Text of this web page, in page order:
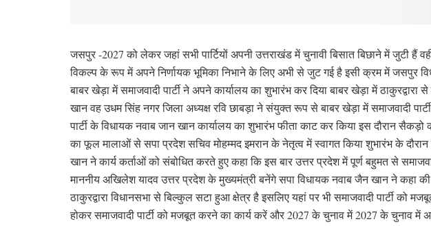
जसपुर -2027 को लेकर जहां सभी पार्टियों अपनी उत्तराखंड में चुनावी बिसात बिछाने में जुटी हैं
विकल्प के रूप में अपने निर्णायक भूमिका निभाने के लिए अभी से जुट गई है इसी क्रम में जसपुर
बाबर खेड़ा में समाजवादी पार्टी ने अपने कार्यालय का शुभारंभ कर दिया बाबर खेड़ा में ठाकुरद्वारा
खान वह उधम सिंह नगर जिला अध्यक्ष रवि छाबड़ा ने संयुक्त रूप से बाबर खेड़ा में समाजवादी
पार्टी के विधायक नवाब जान खान कार्यालय का शुभारंभ फीता काट कर किया इस दौरान सैकड़ो
का फूल मालाओं से सपा प्रदेश सचिव मोहम्मद इमरान के नेतृत्व में स्वागत किया शुभारंभ के दौरान
खान ने कार्य कर्ताओं को संबोधित करते हुए कहा कि इस बार उत्तर प्रदेश में पूर्ण बहुमत से
माननीय अखिलेश यादव उत्तर प्रदेश के मुख्यमंत्री बनेंगे सपा विधायक नवाब जैन खान ने कहा की
ठाकुरद्वारा विधानसभा से बिल्कुल सटा हुआ क्षेत्र है इसलिए यहां पर भी समाजवादी पार्टी को
होकर समाजवादी पार्टी को मजबूत करने का कार्य करें और 2027 के चुनाव में 2027 के चुनाव में